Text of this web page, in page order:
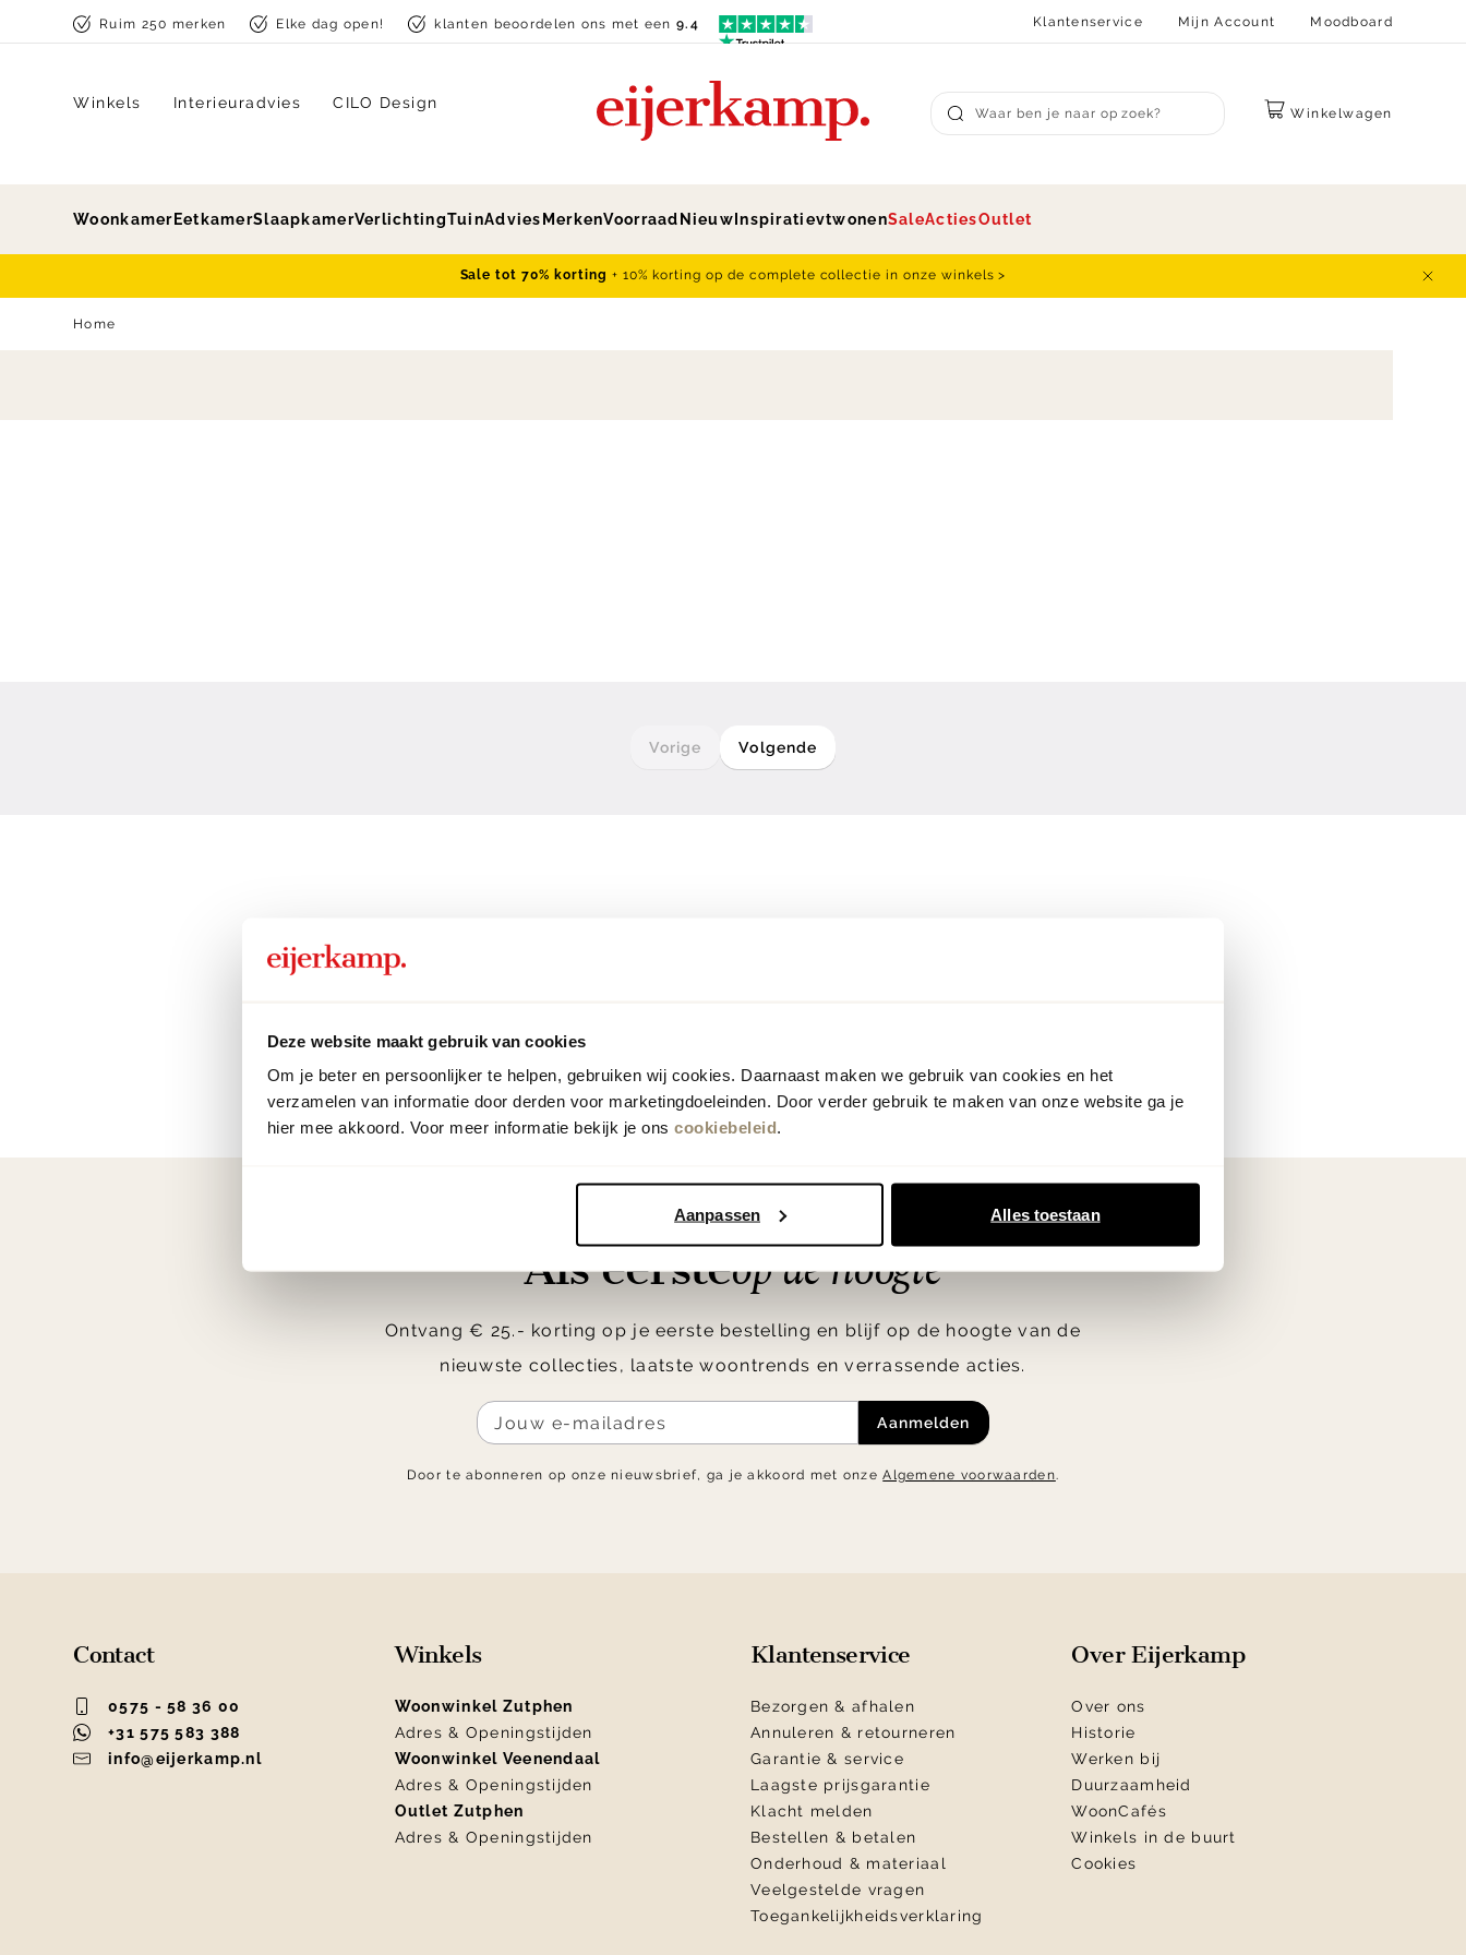
Deze website maakt gebruik van cookies
Om je beter en persoonlijker te helpen, gebruiken wij cookies. Daarnaast maken we gebruik van cookies en het
verzamelen van informatie door derden voor marketingdoeleinden. Door verder gebruik te maken van onze website ga je
hier mee akkoord. Voor meer informatie bekijk je ons cookiebeleid.
Aanpassen Alles toestaan
Skip to contentRuim 250 merken Elke dag open! klanten beoordelen ons met een9.4 Klantenservice Mijn Account Moodboard
Submit search
Winkelwagen
Winkels Interieuradvies CILO Design
Woonkamer EetkamerSlaapkamerVerlichtingTuinAdvies MerkenVoorraad Nieuw InspiratievtwonenSaleActiesOutlet
Sale tot 70% korting + 10% korting op de complete collectie in onze winkels >
Home
Vorige Volgende
Als eersteop de hoogte
Ontvang € 25.- korting op je eerste bestelling en blijf op de hoogte van de
nieuwste collecties, laatste woontrends en verrassende acties.
Aanmelden
Door te abonneren op onze nieuwsbrief, ga je akkoord met onzeAlgemene voorwaarden.
Contact
0575 - 58 36 00
+31 575 583 388
info@eijerkamp.nl
Winkels
Woonwinkel Zutphen
Adres & Openingstijden
Woonwinkel Veenendaal
Adres & Openingstijden
Outlet Zutphen
Adres & Openingstijden
Klantenservice
Bezorgen & afhalen
Annuleren & retourneren
Garantie & service
Laagste prijsgarantie
Klacht melden
Bestellen & betalen
Onderhoud & materiaal
Veelgestelde vragen
Toegankelijkheidsverklaring
Over Eijerkamp
Over ons
Historie
Werken bij
Duurzaamheid
WoonCafés
Winkels in de buurt
Cookies